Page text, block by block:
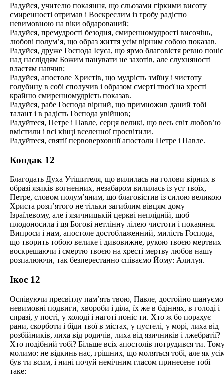
Радуйся, учителю покаяння, що сльозами гіркими висоту
смиренності отримав і Воскреслим із гробу радістю
невимовною на віки обдарований;
Радуйся, премудрості безодня, смиренномудрості височінь,
любові полум’я, що образ життя усім вірним собою показав.
Радуйся, друже Господа Ісуса, що ярмо благовістя ревно
над насліддям Божим панувати не захотів, але слухняності
властям навчив;
Радуйся, апостоле Христів, що мудрість зміїну і чистоту
голубину в собі сполучив і образом смерті твоєї на хресті
крайню смиренномудрість показав.
Радуйся, рабе Господа вірний, що примножив даний тобі
талант і в радість Господа увійшов;
Радуйтеся, Петре і Павле, серця великі, що весь світ любов’ю
вмістили і всі кінці вселенної просвітили.
Радуйтеся, святії первоверховнії апостоли Петре і Павле.
Кондак 12
Благодать Духа Утішителя, що вилилась на голови вірних в
образі язиків вогненних, незабаром вилилась із уст твоїх,
Петре, словом полум’яним, що благовістив із силою великою
Христа розп’ятого не тільки загиблим вівцям дому
Ізраїлевому, але і язичницькій церкві неплідній, щоб
плодоносила і ця Богові нетлінну лілею чистоти і покаяння.
Випроси і нам, апостоле достоблаженний, милість Господа,
що творить тобою велике і дивовижне, рукою твоєю мертвих
воскрешаючи і смертю твоєю на хресті мертву любов нашу
розпалюючи, так безперестанно співаємо Йому: Алилуя.
Ікос 12
Оспівуючи пресвітлу пам’ять твою, Павле, достойно шануємо
невимовні подвиги, хвороби і діла, їх же в бдіннях, в голоді і
спразі, у пості, у холоді і наготі поніс ти. Хто ж бо порахує
рани, скорботи і біди твої в містах, у пустелі, у морі, лиха від
розбійників, лиха від родичів, лиха від язичників і лжебратії?
Хто подібний тобі? Більше всіх апостолів потрудився ти.
молимо: не відкинь нас, грішних, що моляться тобі, але як
був ти всим, і нині почуй немічним гласом принесене тобі
таке: